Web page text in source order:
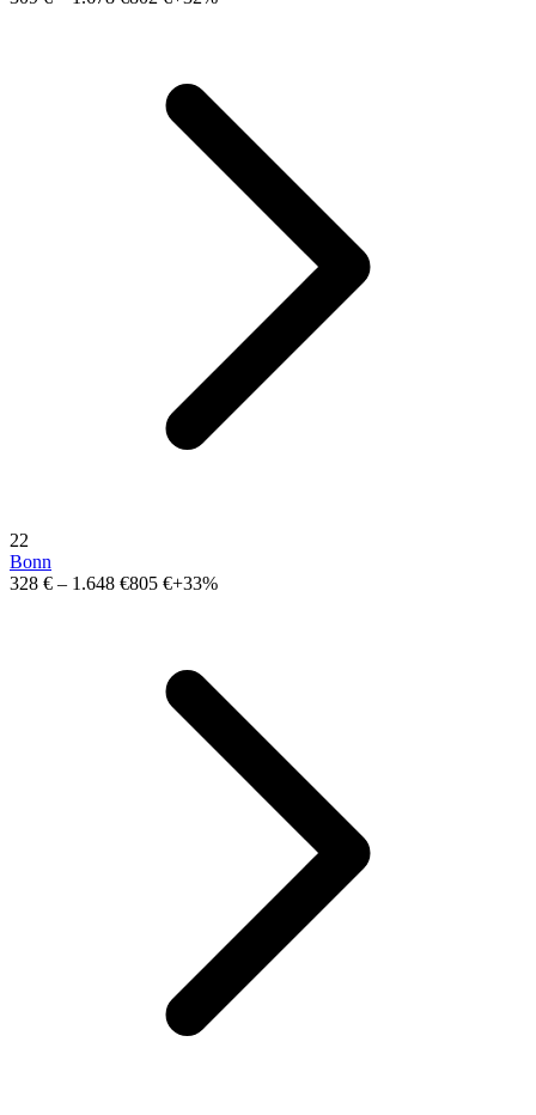
22
Bonn
328 € – 1.648 €805 €+33%